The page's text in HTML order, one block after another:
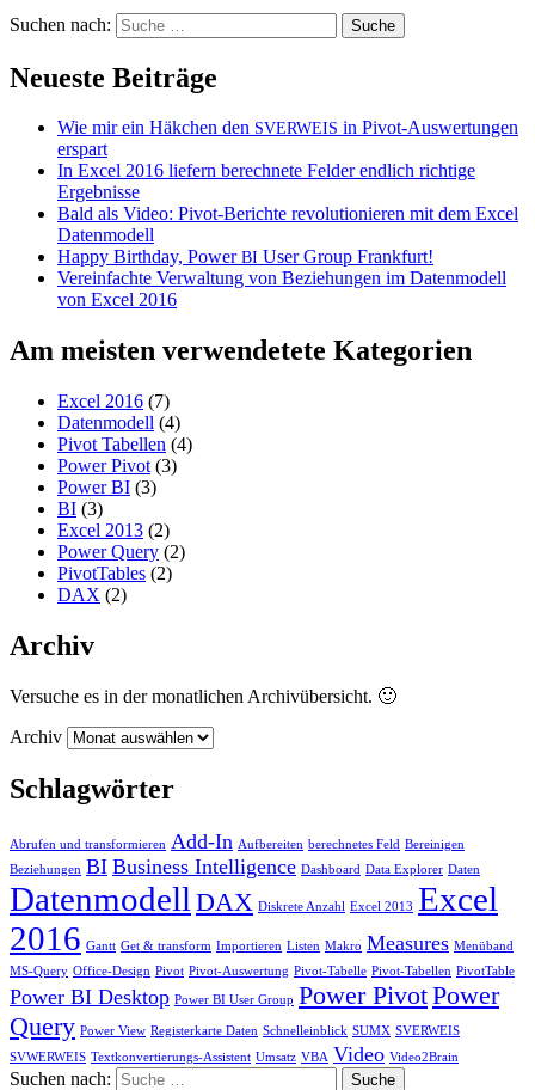
Suchen nach:
Neueste Beiträge
Wie mir ein Häkchen den SVERWEIS in Pivot-Auswertungen
erspart
In Excel 2016 liefern berechnete Felder endlich richtige
Ergebnisse
Bald als Video: Pivot-Berichte revolutionieren mit dem Excel
Datenmodell
Happy Birthday, PowerBI User Group Frankfurt!
Vereinfachte Verwaltung von Beziehungen im Datenmodell
von Excel 2016
Am meisten verwendetete Kategorien
Excel 2016 (7)
Datenmodell (4)
Pivot Tabellen (4)
Power Pivot (3)
Power BI (3)
BI (3)
Excel 2013 (2)
Power Query (2)
PivotTables (2)
DAX (2)
Archiv
Versuche es in der monatlichen Archivübersicht. 🙂
Archiv
Schlagwörter
Abrufen und transformieren Add-In Aufbereiten berechnetes Feld Bereinigen
Beziehungen BI Business Intelligence Dashboard Data Explorer Daten
Datenmodell DAX Diskrete Anzahl Excel 2013 Excel
2016 Gantt Get & transform Importieren Listen Makro Measures Menüband
MS-Query Office-Design Pivot Pivot-Auswertung Pivot-Tabelle Pivot-Tabellen PivotTable
Power BI Desktop Power BI User Group Power PivotPower
Query Power View Registerkarte Daten Schnelleinblick SUMX SVERWEIS
SVWERWEIS Textkonvertierungs-Assistent Umsatz VBA Video Video2Brain
Suchen nach: